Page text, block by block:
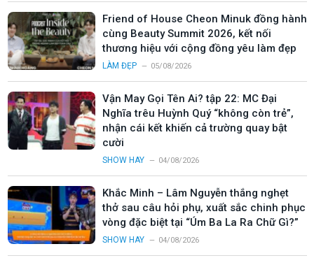
Friend of House Cheon Minuk đồng hành
cùng Beauty Summit 2026, kết nối
thương hiệu với cộng đồng yêu làm đẹp
LÀM ĐẸP 05/08/2026
Vận May Gọi Tên Ai? tập 22: MC Đại
Nghĩa trêu Huỳnh Quý “không còn trẻ”,
nhận cái kết khiến cả trường quay bật
cười
SHOW HAY 04/08/2026
Khắc Minh – Lâm Nguyễn thắng nghẹt
thở sau câu hỏi phụ, xuất sắc chinh phục
vòng đặc biệt tại “Úm Ba La Ra Chữ Gì?”
SHOW HAY 04/08/2026